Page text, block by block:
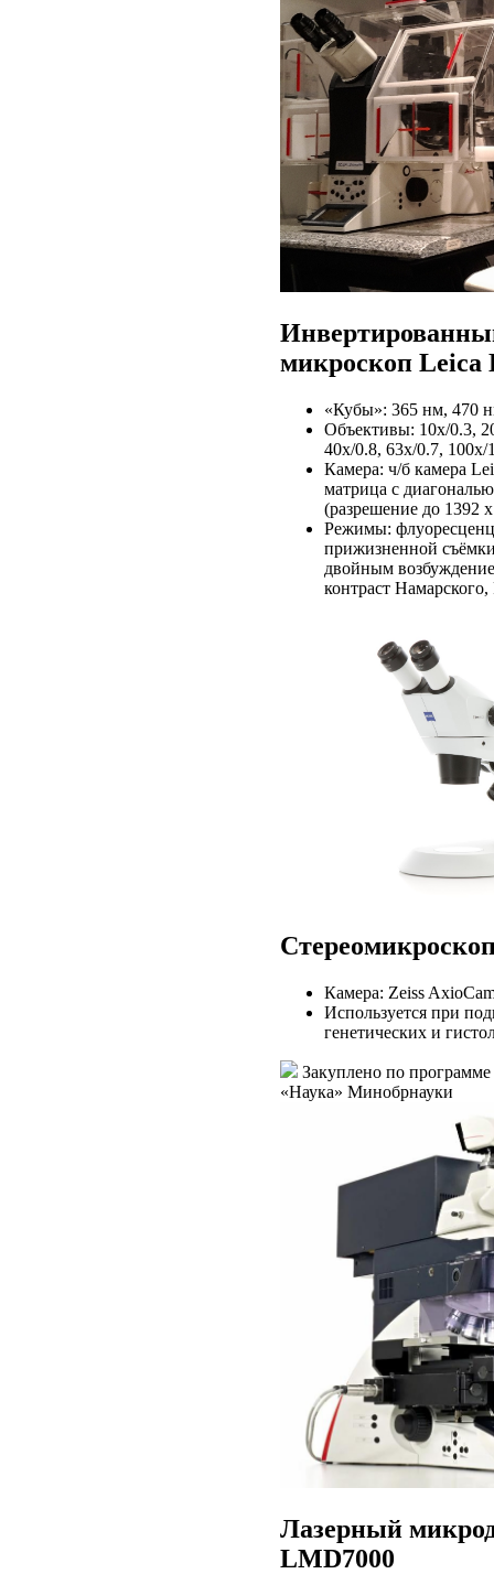
микроскоп Leica
«Кубы»: 365 нм, 470
Объективы: 10x/0.3,
40x/0.8, 63x/0.7,
Камера: ч/б камера
матрица c
(разрешение до 1392
Режимы:
прижизненной
двойным
контраст
Камера: Zeiss
Используется при
генетических и
Закуплено по
«Наука» Минобрнауки
Лазерный
LMD7000